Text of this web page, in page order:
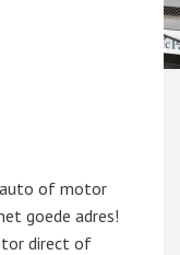
of motor
goede adres!
direct of